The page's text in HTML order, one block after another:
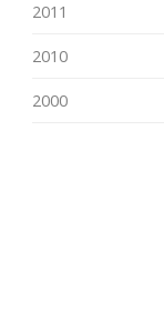
2011
2010
2000